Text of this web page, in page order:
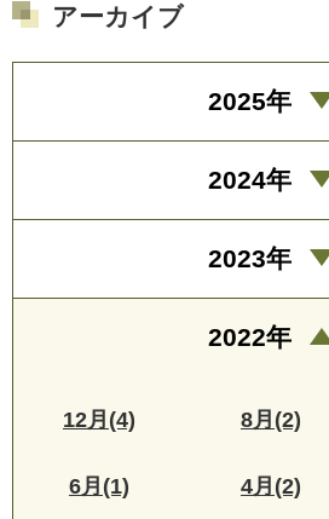
アーカイブ
2025年
2024年
2023年
2022年
12月(4) 8月(2)
6月(1) 4月(2)